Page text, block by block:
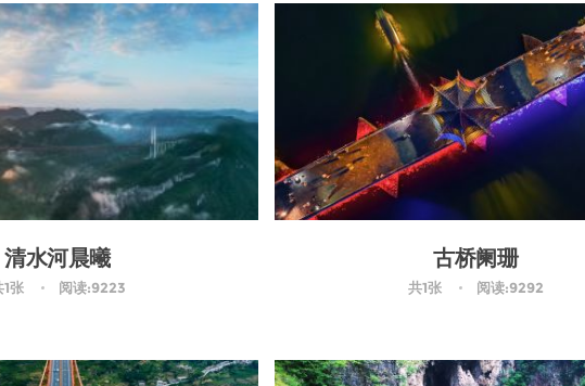
清水河晨曦
1张 阅读:9223
古桥阑珊
共1张 阅读:9292